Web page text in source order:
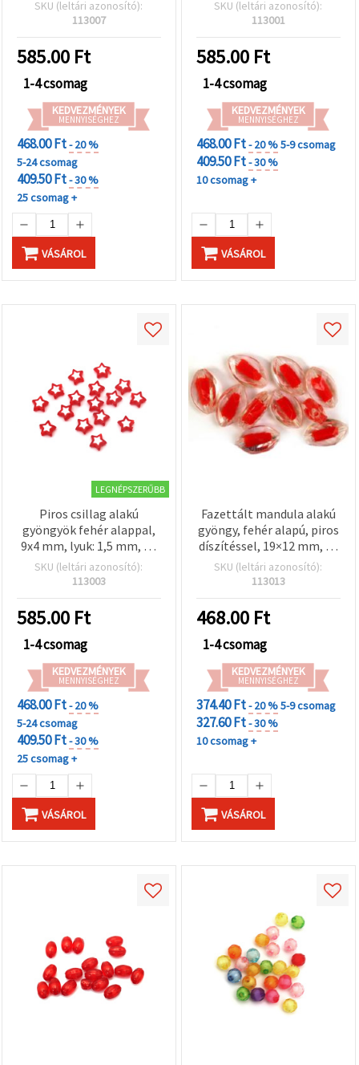
db)
SKU (leltári azonosító):
113007
585.00 Ft
1-4 csomag
KEDVEZMÉNYEK
MENNYISÉGHEZ
468.00 Ft- 20 %
5-24 csomag
409.50 Ft- 30 %
25 csomag +
VÁSÁROL
SKU (leltári azonosító):
113001
585.00 Ft
1-4 csomag
KEDVEZMÉNYEK
MENNYISÉGHEZ
468.00 Ft- 20 %5-9 csomag
409.50 Ft- 30 %
10 csomag +
VÁSÁROL
LEGNÉPSZERŰBB
Piros csillag alakú
gyöngyök fehér alappal,
9x4 mm, lyuk: 1,5 mm, 20
g (~110 db)
SKU (leltári azonosító):
113003
585.00 Ft
1-4 csomag
KEDVEZMÉNYEK
MENNYISÉGHEZ
468.00 Ft- 20 %
5-24 csomag
409.50 Ft- 30 %
25 csomag +
VÁSÁROL
Fazettált mandula alakú
gyöngy, fehér alapú, piros
díszítéssel, 19×12 mm, 50
g
SKU (leltári azonosító):
113013
468.00 Ft
1-4 csomag
KEDVEZMÉNYEK
MENNYISÉGHEZ
374.40 Ft- 20 %5-9 csomag
327.60 Ft- 30 %
10 csomag +
VÁSÁROL